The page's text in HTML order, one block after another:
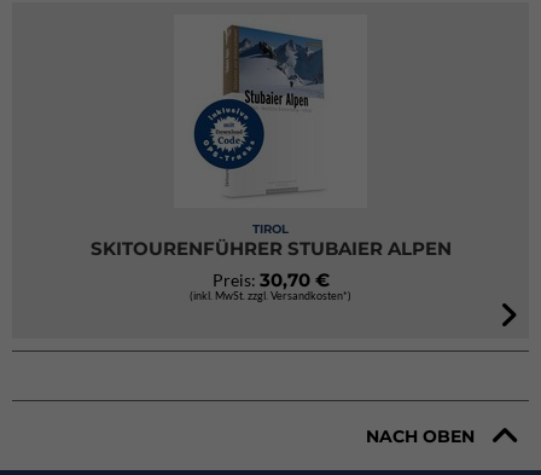
TIROL
SKITOURENFÜHRER STUBAIER ALPEN
Preis: 30,70 €
(inkl. MwSt. zzgl. Versandkosten*)
NACH OBEN